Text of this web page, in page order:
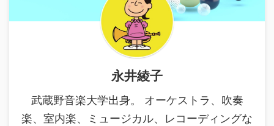
永井綾子
武蔵野音楽大学出身。 オーケストラ、吹奏
楽、室内楽、ミュージカル、レコーディングな